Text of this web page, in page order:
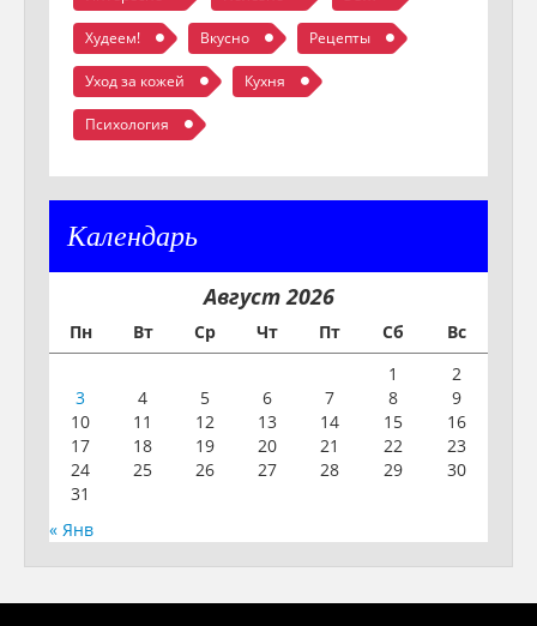
Худеем! Вкусно Рецепты
Уход за кожей Кухня
Психология
Календарь
Август 2026
Пн Вт Ср Чт Пт Сб
Вс
1
2
3
4 5 6 7 8
9
10
11 12 13 14 15
16
17
18 19 20 21 22
23
24
25 26 27 28 29
30
31
« Янв